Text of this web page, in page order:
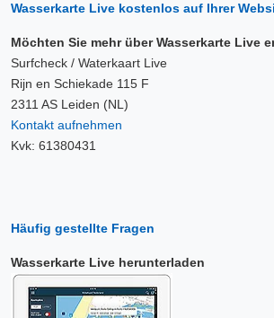
Wasserkarte Live kostenlos auf Ihrer
Möchten Sie mehr über Wasserkarte Live
Surfcheck / Waterkaart Live
Rijn en Schiekade 115 F
2311 AS Leiden (NL)
Kontakt aufnehmen
Kvk: 61380431
Häufig gestellte Fragen
Wasserkarte Live herunterladen